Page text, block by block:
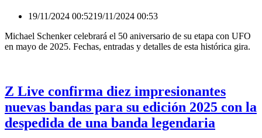
19/11/2024 00:5219/11/2024 00:53
Michael Schenker celebrará el 50 aniversario de su etapa con UFO
en mayo de 2025. Fechas, entradas y detalles de esta histórica gira.
Z Live confirma diez impresionantes
nuevas bandas para su edición 2025 con la
despedida de una banda legendaria